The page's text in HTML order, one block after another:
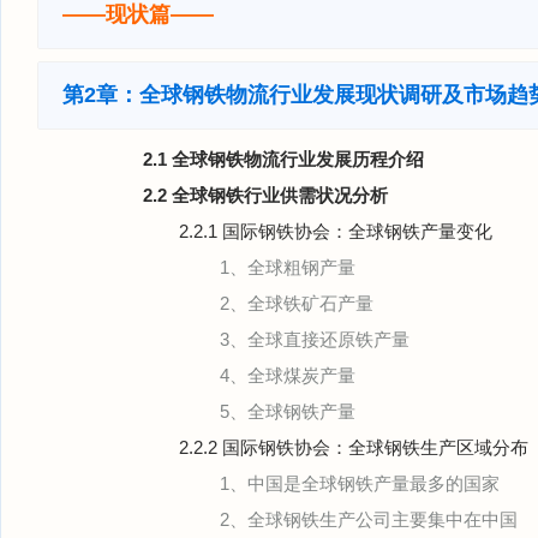
——现状篇——
第2章：全球钢铁物流行业发展现状调研及市场趋
2.1 全球钢铁物流行业发展历程介绍
2.2 全球钢铁行业供需状况分析
2.2.1 国际钢铁协会：全球钢铁产量变化
1、全球粗钢产量
2、全球铁矿石产量
3、全球直接还原铁产量
4、全球煤炭产量
5、全球钢铁产量
2.2.2 国际钢铁协会：全球钢铁生产区域分布
1、中国是全球钢铁产量最多的国家
2、全球钢铁生产公司主要集中在中国